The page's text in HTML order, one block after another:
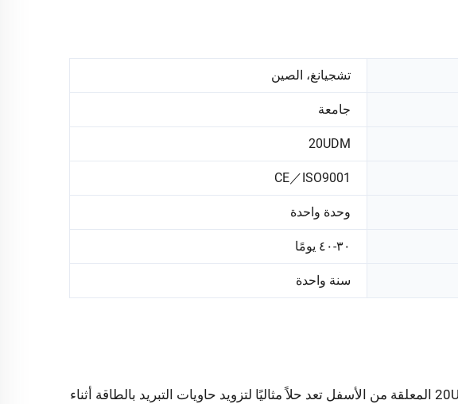
تشجيانغ، الصين
جامعة
20UDM
CE／ISO9001
وحدة واحدة
٣٠-٤٠ يومًا
سنة واحدة
مجموعة التوليد الديزلية عالية الكفاءة من طراز 20UDM المعلقة من الأسفل تعد حلاً مثاليًا لتزويد حاويات التبريد بالطاقة أثناء